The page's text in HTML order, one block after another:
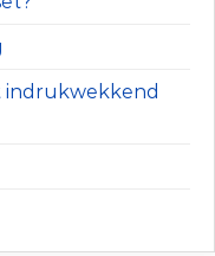
indrukwekkend